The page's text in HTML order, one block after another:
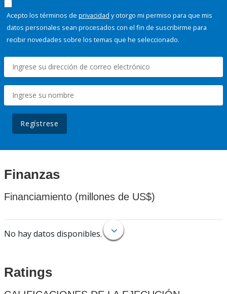
Acepto los términos de privacidad y otorgo mi permiso para que mis
datos personales sean procesados con el fin de suscribirme para
recibir novedades sobre los temas que he seleccionado.
Regístrese
Finanzas
Financiamiento (millones de US$)
No hay datos disponibles.
Ratings